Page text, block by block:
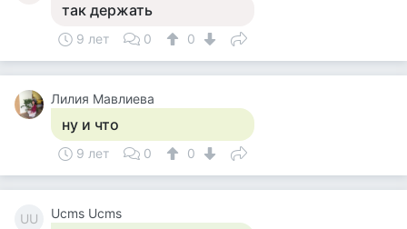
так держать
9 лет 0 0
Лилия Мавлиева
ну и что
9 лет 0 0
UU Ucms Ucms